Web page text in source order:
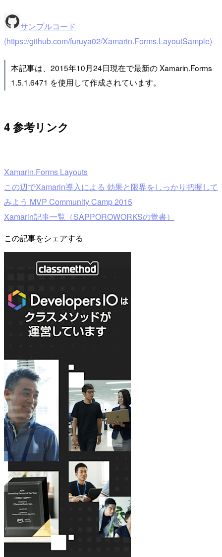
サンプルコード
(https://github.com/furuya02/Xamarin.Forms.LayoutSample)
本記事は、2015年10月24日現在で最新の Xamarin.Forms
1.5.1.6471 を使用して作成されています。
4 参考リンク
Xamarin.Forms Layouts
この辺でXamarin導入による 効果と限界をしっかり把握して
みよう MVP Community Camp 2015
Xamarin記事一覧（SAPPOROWORKSの覚書）
この記事をシェアする